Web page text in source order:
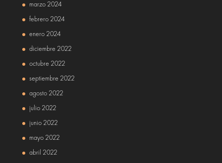
marzo 2024
febrero 2024
enero 2024
diciembre 2022
octubre 2022
septiembre 2022
agosto 2022
julio 2022
junio 2022
mayo 2022
abril 2022